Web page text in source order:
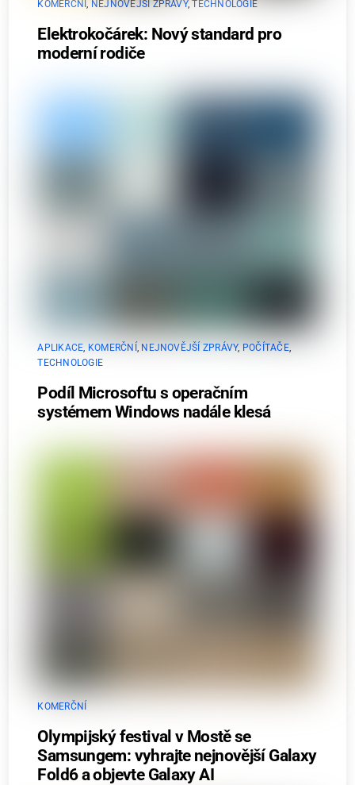
KOMERČNÍ, NEJNOVĚJŠÍ ZPRÁVY,TECHNOLOGIE
Elektrokočárek: Nový standard pro
moderní rodiče
APLIKACE KOMERČNÍ, NEJNOVĚJŠÍ ZPRÁVY, POČÍTAČE,
TECHNOLOGIE
Podíl Microsoftu s operačním
systémem Windows nadále klesá
KOMERČNÍ
Olympijský festival v Mostě se
Samsungem: vyhrajte nejnovější Galaxy
Fold6 a objevte Galaxy AI